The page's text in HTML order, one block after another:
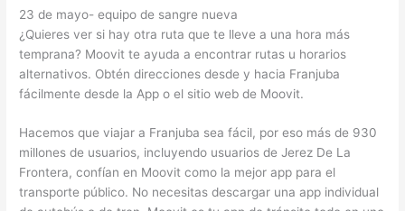
23 de mayo- equipo de sangre nueva
¿Quieres ver si hay otra ruta que te lleve a una hora más
temprana? Moovit te ayuda a encontrar rutas u horarios
alternativos. Obtén direcciones desde y hacia Franjuba
fácilmente desde la App o el sitio web de Moovit.
Hacemos que viajar a Franjuba sea fácil, por eso más de 930
millones de usuarios, incluyendo usuarios de Jerez De La
Frontera, confían en Moovit como la mejor app para el
transporte público. No necesitas descargar una app individual